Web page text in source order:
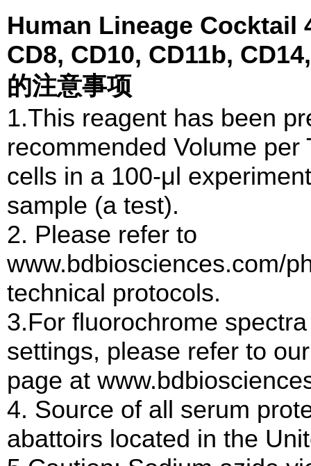
Human Lineage Cocktail
CD8, CD10, CD11b,
的注意事项
1.This reagent has been
recommended Volume
cells in a 100-μl
sample (a test).
2. Please refer to
www.bdbiosciences.com/
technical protocols.
3.For fluorochrome
settings, please refer to
page at
4. Source of all serum
abattoirs located in the